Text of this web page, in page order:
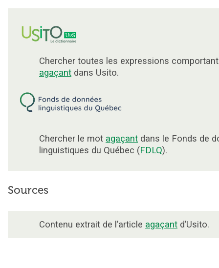
Chercher toutes les expressions
agaçant dans Usito.
Chercher le mot agaçant dans le Fonds de
linguistiques du Québec (FDLQ).
Sources
Contenu extrait de l’article agaçant d’Usito.